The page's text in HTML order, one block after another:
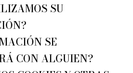
SU
SE
CON ALGUIEN?